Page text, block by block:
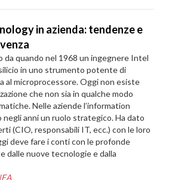
in azienda: tendenze e
da quando nel 1968 un ingegnere Intel
in uno strumento potente di
al microprocessore. Oggi non esiste
che non sia in qualche modo
Nelle aziende l’information
anni un ruolo strategico. Ha dato
(CIO, responsabili IT, ecc.) con le loro
deve fare i conti con le profonde
dalle nuove tecnologie e dalla